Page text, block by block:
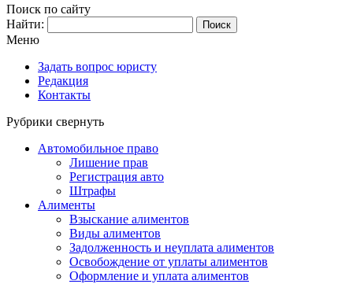
Поиск по сайту
Найти:
Меню
Задать вопрос юристу
Редакция
Контакты
Рубрики свернуть
Автомобильное право
Лишение прав
Регистрация авто
Штрафы
Алименты
Взыскание алиментов
Виды алиментов
Задолженность и неуплата алиментов
Освобождение от уплаты алиментов
Оформление и уплата алиментов